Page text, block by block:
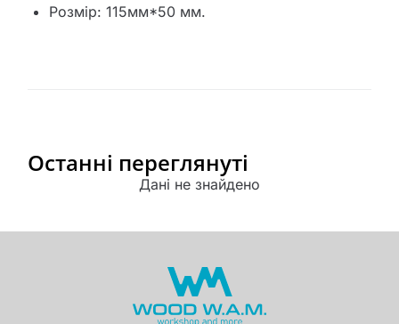
Розмір: 115мм*50 мм.
Останні переглянуті
Дані не знайдено